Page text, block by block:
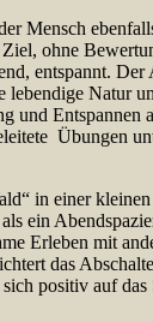
Mensch
ohne
entspannt.
lebendige Natur
und Entspannen
Übungen
in einer
ein
Erleben mit
das
positiv auf das